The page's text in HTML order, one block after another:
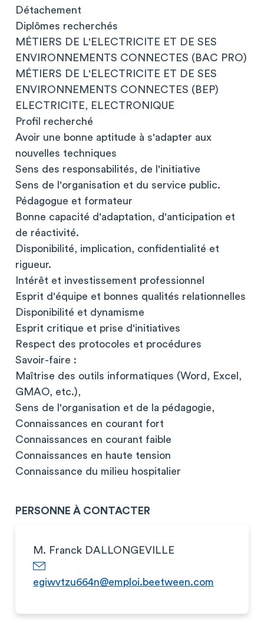
Détachement
Diplômes recherchés
MÉTIERS DE L'ELECTRICITE ET DE SES
ENVIRONNEMENTS CONNECTES (BAC PRO)
MÉTIERS DE L'ELECTRICITE ET DE SES
ENVIRONNEMENTS CONNECTES (BEP)
ELECTRICITE, ELECTRONIQUE
Profil recherché
Avoir une bonne aptitude à s'adapter aux
nouvelles techniques
Sens des responsabilités, de l'initiative
Sens de l'organisation et du service public.
Pédagogue et formateur
Bonne capacité d'adaptation, d'anticipation et
de réactivité.
Disponibilité, implication, confidentialité et
rigueur.
Intérêt et investissement professionnel
Esprit d'équipe et bonnes qualités relationnelles
Disponibilité et dynamisme
Esprit critique et prise d'initiatives
Respect des protocoles et procédures
Savoir-faire :
Maîtrise des outils informatiques (Word, Excel,
GMAO, etc.),
Sens de l'organisation et de la pédagogie,
Connaissances en courant fort
Connaissances en courant faible
Connaissances en haute tension
Connaissance du milieu hospitalier
PERSONNE À CONTACTER
M. Franck DALLONGEVILLE
egiwvtzu664n@emploi.beetween.com